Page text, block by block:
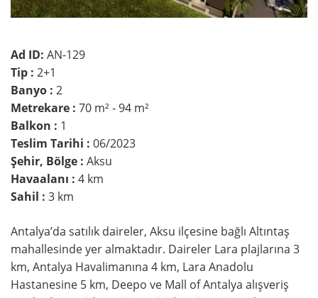
Ad ID: AN-129
Tip : 2+1
Banyo : 2
Metrekare : 70 m² - 94 m²
Balkon : 1
Teslim Tarihi : 06/2023
Şehir, Bölge : Aksu
Havaalanı : 4 km
Sahil : 3 km
Antalya’da satılık daireler, Aksu ilçesine bağlı Altıntaş
mahallesinde yer almaktadır. Daireler Lara plajlarına 3
km, Antalya Havalimanına 4 km, Lara Anadolu
Hastanesine 5 km, Deepo ve Mall of Antalya alışveriş